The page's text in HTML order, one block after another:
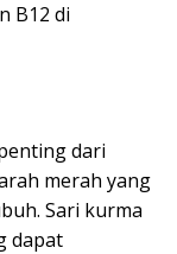
B12 di
dari
merah yang
Sari kurma
dapat